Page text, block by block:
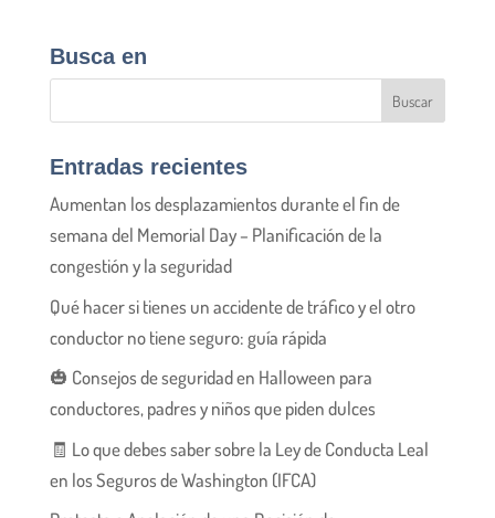
Busca en
Entradas recientes
Aumentan los desplazamientos durante el fin de
semana del Memorial Day – Planificación de la
congestión y la seguridad
Qué hacer si tienes un accidente de tráfico y el otro
conductor no tiene seguro: guía rápida
🎃 Consejos de seguridad en Halloween para
conductores, padres y niños que piden dulces
🧾 Lo que debes saber sobre la Ley de Conducta Leal
en los Seguros de Washington (IFCA)